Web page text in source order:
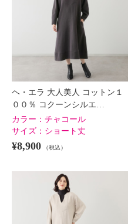
ヘ・エラ 大人美人 コットン１
００％ コクーンシルエ…
カラー： チャコール
サイズ： ショート丈
¥8,900 （税込）